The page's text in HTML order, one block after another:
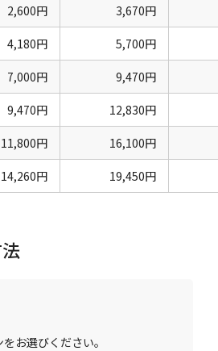
2,600円 3,670円
4,180円 5,700円
7,000円 9,470円
9,470円 12,830円
11,800円 16,100円
14,260円 19,450円
お選びください。